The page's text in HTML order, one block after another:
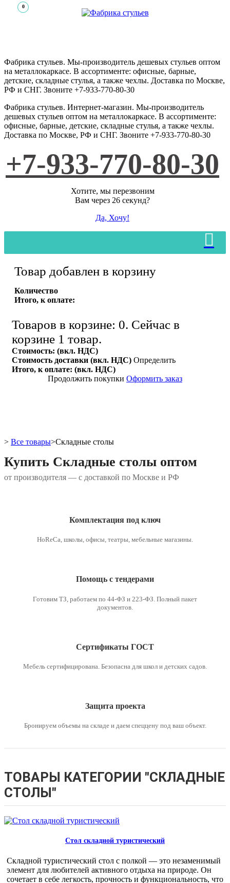
Фабрика стульев. Мы-производитель дешевых стульев оптом
на металлокаркасе. В ассортименте: офисные, барные,
детские, складные стулья, а также чехлы. Доставка по Москве,
РФ и СНГ. Звоните +7-933-770-80-30
Фабрика стульев. Интернет-магазин. Мы-производитель
дешевых стульев оптом на металлокаркасе. В ассортименте:
офисные, барные, детские, складные стулья, а также чехлы.
Доставка по Москве, РФ и СНГ. Звоните +7-933-770-80-30
+7-933-770-80-30
Хотите, мы перезвоним
Вам через 26 секунд?
Да, Хочу!
0
Товар добавлен в корзину
Количество
Итого, к оплате:
Товаров в корзине: 0. Сейчас в
корзине 1 товар.
Стоимость: (вкл. НДС)
Стоимость доставки (вкл. НДС) Определить
Итого, к оплате: (вкл. НДС)
Продолжить покупки Оформить заказ
> Все товары>Складные столы
Купить Складные столы оптом
от производителя — с доставкой по Москве и РФ
Комплектация под ключ
HoReCa, школы, офисы, театры, мебельные магазины.
Помощь с тендерами
Готовим ТЗ, работаем по 44-ФЗ и 223-ФЗ. Полный пакет
документов.
Сертификаты ГОСТ
Мебель сертифицирована. Безопасна для школ и детских садов.
Защита проекта
Бронируем объемы на складе и даем спеццену под ваш объект.
ТОВАРЫ КАТЕГОРИИ "СКЛАДНЫЕ
СТОЛЫ"
Стол складной туристический
Складной туристический стол с полкой — это незаменимый
элемент для любителей активного отдыха на природе. Он
сочетает в себе легкость, прочность и функциональность, что